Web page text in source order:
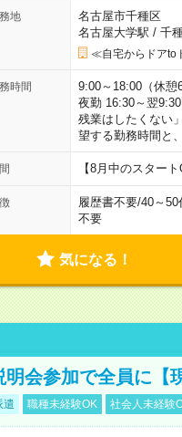
地
名古屋市千種区
名古屋大学駅 / 千
≪自宅からドアto
時間
9:00～18:00（休
夜勤 16:30～翌
残業はしたくない
望する勤務時間と
【8月中のスター
履歴書不要/40～50
不要
気になる！
明会参加で全員に【
遣 職種未経験OK 社会人未経験